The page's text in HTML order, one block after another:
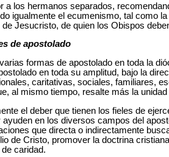
a los hermanos separados,
igualmente el ecumenismo, tal como
de Jesucristo, de quien los Obispos
de apostolado
formas de apostolado en toda la
en toda su amplitud, bajo la
caritativas, sociales, familiares,
al mismo tiempo, resalte más la
el deber que tienen los fieles de
ayuden en los diversos campos del
que directa o indirectamente
de Cristo, promover la doctrina
caridad.